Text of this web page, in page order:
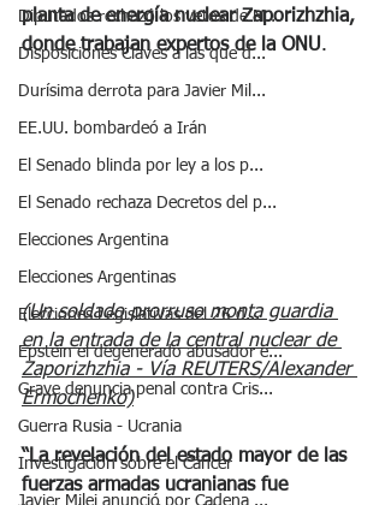
Diputados rechazó los vetos de M...
Disposiciones Claves a las que d...
Durísima derrota para Javier Mil...
EE.UU. bombardeó a Irán
El Senado blinda por ley a los p...
El Senado rechaza Decretos del p...
Elecciones Argentina
Elecciones Argentinas
Elecciones Legislativas del 26 d...
Epstein el degenerado abusador e...
Grave denuncia penal contra Cris...
Guerra Rusia - Ucrania
Investigación sobre el Cáncer
Javier Milei anunció por Cadena ...
planta de energía nuclear Zaporizhzhia,
donde trabajan expertos de la ONU.
(Un soldado prorruso monta guardia
en la entrada de la central nuclear de
Zaporizhzhia - Vía REUTERS/Alexander
Ermochenko)
“La revelación del estado mayor de las
fuerzas armadas ucranianas fue